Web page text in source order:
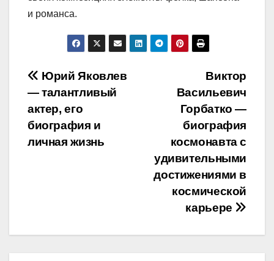
и романса.
Навигация
по
записям
Виктор
Васильевич
Горбатко —
биография
космонавта с
удивительными
достижениями в
космической
карьере
Юрий Яковлев
— талантливый
актер, его
биография и
личная жизнь